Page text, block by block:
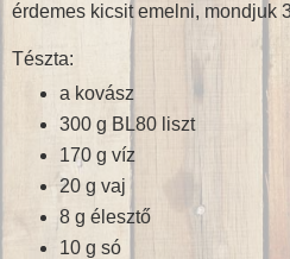
érdemes kicsit emelni, mondjuk
Tészta:
a kovász
300 g BL80 liszt
170 g víz
20 g vaj
8 g élesztő
10 g só